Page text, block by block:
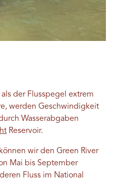
der Flusspegel extrem
werden Geschwindigkeit
Wasserabgaben
Reservoir.
wir den Green River
Mai bis September
Fluss im National